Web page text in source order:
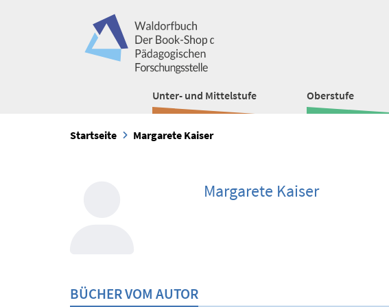
Unter- und Mittelstufe Oberstufe
Startseite Margarete Kaiser
Margarete Kaiser
BÜCHER VOM AUTOR